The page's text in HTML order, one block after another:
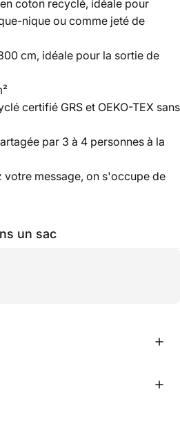
coton recyclé, idéale pour
nique ou comme jeté de
cm, idéale pour la sortie de
certifié GRS et OEKO-TEX sans
par 3 à 4 personnes à la
votre message, on s'occupe de
un sac